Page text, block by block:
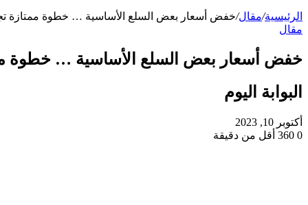
الرئيسية/مقال/خفض أسعار بعض السلع الأساسية … خطوة ممتازة
مقال
خفض أسعار بعض السلع الأساسية … خطوة
البوابة اليوم
أكتوبر 10, 2023
0
أقل من دقيقة